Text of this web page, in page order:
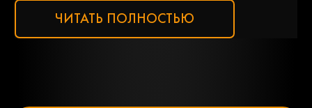
ЧИТАТЬ ПОЛНОСТЬЮ